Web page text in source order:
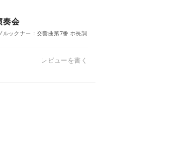
奏会
ックナー：交響曲第7番 ホ長調
レビューを書く